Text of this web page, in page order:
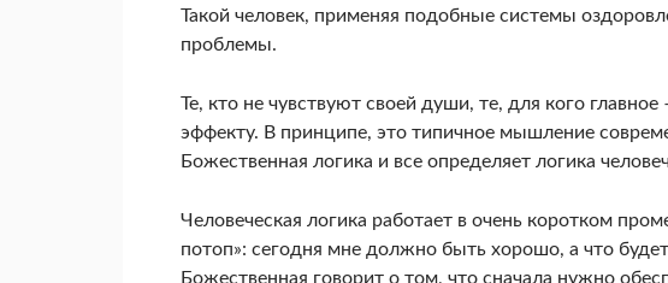
Такой человек, применяя подобные системы
проблемы.
Те, кто не чувствуют своей души, те, для кого
эффекту. В принципе, это типичное мышление
Божественная логика и все определяет логика
Человеческая логика работает в очень коротком
потоп»: сегодня мне должно быть хорошо, а что
Божественная говорит о том, что сначала нужно